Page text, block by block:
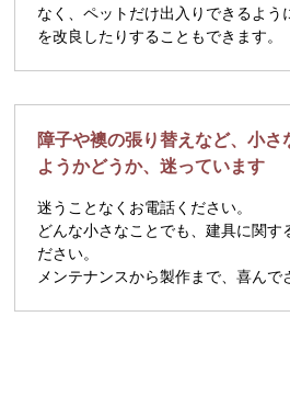
なく、ペットだけ出入りできるよう
を改良したりすることもできます。
障子や襖の張り替えなど、小さ
ようかどうか、迷っています
迷うことなくお電話ください。
どんな小さなことでも、建具に関す
ださい。
メンテナンスから製作まで、喜んで